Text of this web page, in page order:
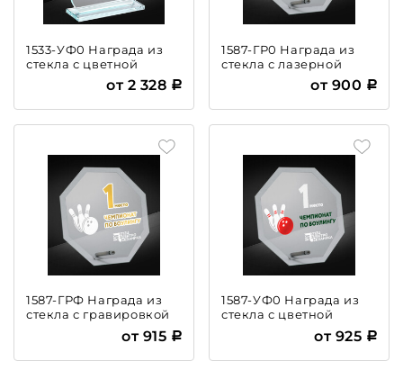
1533-УФ0 Награда из
стекла с цветной
от 2 328
1587-ГР0 Награда из
стекла с лазерной
от 900
1587-ГРФ Награда из
стекла с гравировкой
от 915
1587-УФ0 Награда из
стекла с цветной
от 925